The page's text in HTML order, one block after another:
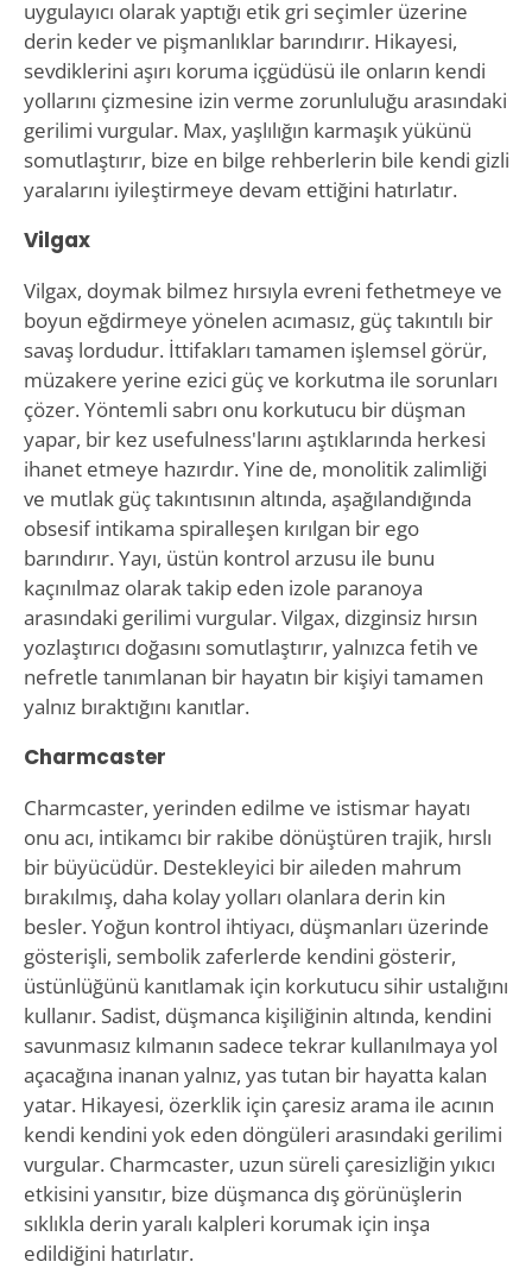
uygulayıcı olarak yaptığı etik gri seçimler üzerine
derin keder ve pişmanlıklar barındırır. Hikayesi,
sevdiklerini aşırı koruma içgüdüsü ile onların kendi
yollarını çizmesine izin verme zorunluluğu arasındaki
gerilimi vurgular. Max, yaşlılığın karmaşık yükünü
somutlaştırır, bize en bilge rehberlerin bile kendi gizli
yaralarını iyileştirmeye devam ettiğini hatırlatır.
Vilgax
Vilgax, doymak bilmez hırsıyla evreni fethetmeye ve
boyun eğdirmeye yönelen acımasız, güç takıntılı bir
savaş lordudur. İttifakları tamamen işlemsel görür,
müzakere yerine ezici güç ve korkutma ile sorunları
çözer. Yöntemli sabrı onu korkutucu bir düşman
yapar, bir kez usefulness'larını aştıklarında herkesi
ihanet etmeye hazırdır. Yine de, monolitik zalimliği
ve mutlak güç takıntısının altında, aşağılandığında
obsesif intikama spiralleşen kırılgan bir ego
barındırır. Yayı, üstün kontrol arzusu ile bunu
kaçınılmaz olarak takip eden izole paranoya
arasındaki gerilimi vurgular. Vilgax, dizginsiz hırsın
yozlaştırıcı doğasını somutlaştırır, yalnızca fetih ve
nefretle tanımlanan bir hayatın bir kişiyi tamamen
yalnız bıraktığını kanıtlar.
Charmcaster
Charmcaster, yerinden edilme ve istismar hayatı
onu acı, intikamcı bir rakibe dönüştüren trajik, hırslı
bir büyücüdür. Destekleyici bir aileden mahrum
bırakılmış, daha kolay yolları olanlara derin kin
besler. Yoğun kontrol ihtiyacı, düşmanları üzerinde
gösterişli, sembolik zaferlerde kendini gösterir,
üstünlüğünü kanıtlamak için korkutucu sihir ustalığını
kullanır. Sadist, düşmanca kişiliğinin altında, kendini
savunmasız kılmanın sadece tekrar kullanılmaya yol
açacağına inanan yalnız, yas tutan bir hayatta kalan
yatar. Hikayesi, özerklik için çaresiz arama ile acının
kendi kendini yok eden döngüleri arasındaki gerilimi
vurgular. Charmcaster, uzun süreli çaresizliğin yıkıcı
etkisini yansıtır, bize düşmanca dış görünüşlerin
sıklıkla derin yaralı kalpleri korumak için inşa
edildiğini hatırlatır.